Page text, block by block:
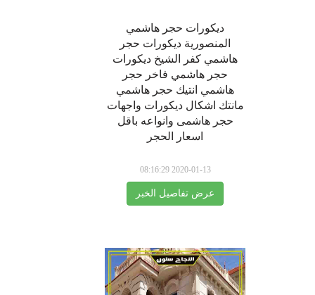
ديكورات حجر هاشمي
المنصورية ديكورات حجر
هاشمي كفر الشيخ ديكورات
حجر هاشمي فاخر حجر
هاشمي انتيك حجر هاشمي
مانتك اشكال ديكورات واجهات
حجر هاشمى وانواعه باقل
اسعار الحجر
2020-01-13 08:16:29
عرض تفاصيل الخبر